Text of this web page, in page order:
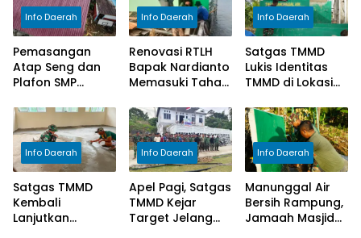
Info Daerah
Pemasangan
Atap Seng dan
Plafon SMP
Selatan
Rampung
Info Daerah
Renovasi RTLH
Bapak Nardianto
Memasuki Tahap
Lantai Teras
Rumah
Info Daerah
Satgas TMMD
Lukis Identitas
TMMD di Lokasi
Bersih
Info Daerah
Satgas TMMD
Kembali
Lanjutkan
Info Daerah
Apel Pagi, Satgas
TMMD Kejar
Target Jelang
Info Daerah
Manunggal Air
Bersih Rampung,
Jamaah Masjid